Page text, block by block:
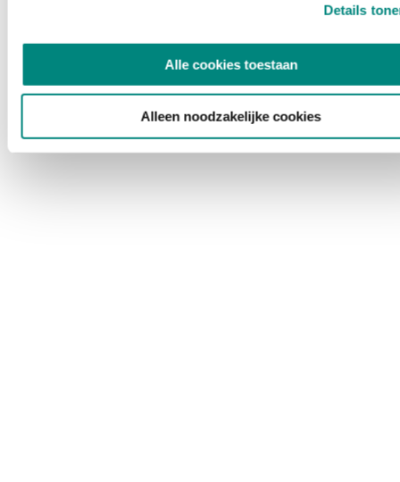
Details
Alle cookies toestaan
Alleen noodzakelijke cookies